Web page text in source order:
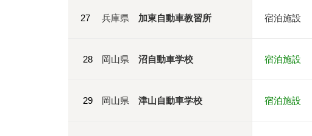
27 兵庫県 加東自動車教習所 宿泊施設
28 岡山県 沼自動車学校 宿泊施設
29 岡山県 津山自動車学校 宿泊施設